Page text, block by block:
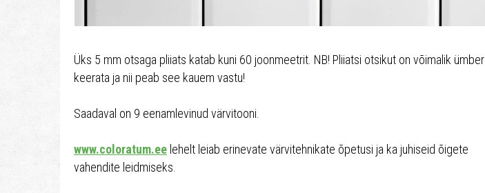
Üks 5 mm otsaga pliiats katab kuni 60 joonmeetrit. NB! Pliiatsi otsikut on võimalik ümber
keerata ja nii peab see kauem vastu!
Saadaval on 9 eenamlevinud värvitooni.
www.coloratum.ee lehelt leiab erinevate värvitehnikate õpetusi ja ka juhiseid õigete
vahendite leidmiseks.